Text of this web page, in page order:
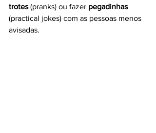
trotes (pranks) ou fazer pegadinhas
(practical jokes) com as pessoas menos
avisadas.